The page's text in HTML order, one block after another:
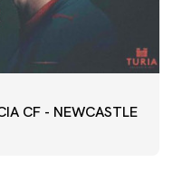
CF - NEWCASTLE